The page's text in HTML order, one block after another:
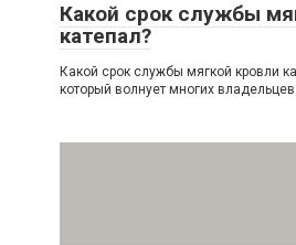
Какой срок службы
катепал?
Какой срок службы мягкой кровли
который волнует многих